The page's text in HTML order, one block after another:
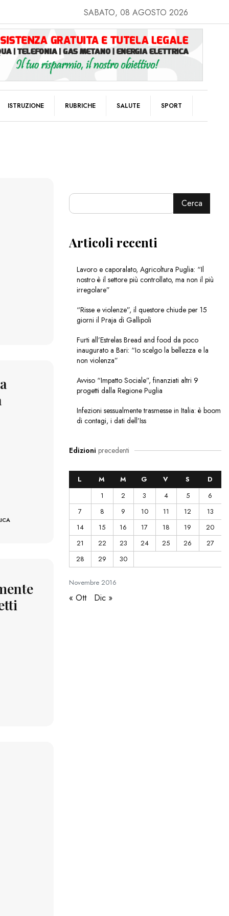
SABATO, 08 AGOSTO 2026
ISTRUZIONE RUBRICHE SALUTE SPORT
Cerca
Articoli recenti
Lavoro e caporalato, Agricoltura Puglia: “Il
nostro è il settore più controllato, ma non il più
irregolare”
“Risse e violenze”, il questore chiude per 15
giorni il Praja di Gallipoli
Furti all’Estrelas Bread and food da poco
inaugurato a Bari: “Io scelgo la bellezza e la
non violenza”
Avviso “Impatto Sociale”, finanziati altri 9
progetti dalla Regione Puglia
Infezioni sessualmente trasmesse in Italia: è boom
di contagi, i dati dell’Iss
Edizioni precedenti
Novembre2016
L M M G V S
D
1
2 3 4 5
6
7
8 9 10 11 12
13
14
15 16 17 18 19
20
21
22 23 24 25 26
27
28
29 30
« Ott Dic »